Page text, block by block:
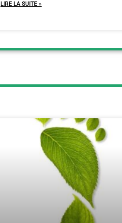
LIRE LA SUITE »